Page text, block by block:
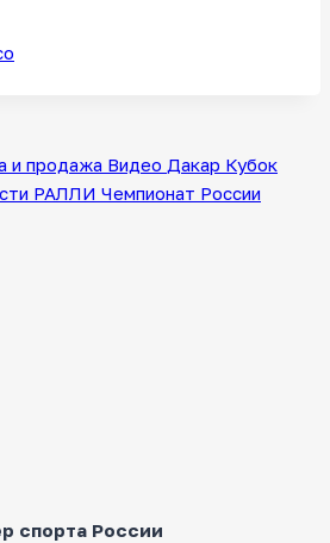
и продажа Видео Дакар Кубок
РАЛЛИ Чемпионат России
спорта России